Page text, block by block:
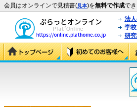
会員はオンラインで見積書(見本)を無料で作成で
法
学
研